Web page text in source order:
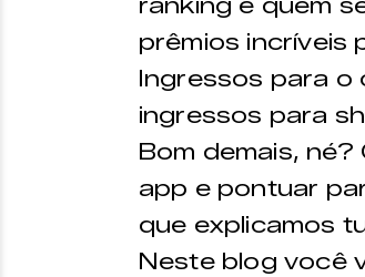
ranking e quem
prêmios incríveis
Ingressos para o
ingressos para
Bom demais,
app e pontuar
que explicamos
Neste blog você